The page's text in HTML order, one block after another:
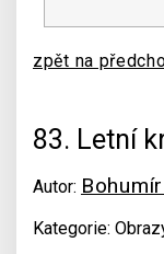
zpět na
83. Letní
Autor:
Kategorie: